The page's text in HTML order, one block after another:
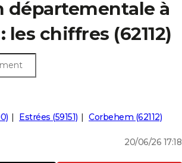
départementale à
chiffres (62112)
Estrées (59151) Corbehem (62112)
20/06/26 17:18